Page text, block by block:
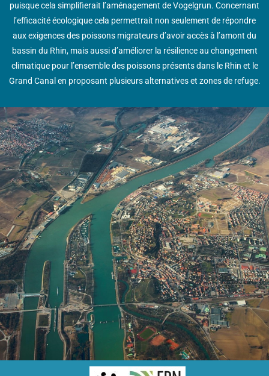
puisque cela simplifierait l’aménagement de Vogelgrun. Concernant
l’efficacité écologique cela permettrait non seulement de répondre
aux exigences des poissons migrateurs d’avoir accès à l’amont du
bassin du Rhin, mais aussi d’améliorer la résilience au changement
climatique pour l’ensemble des poissons présents dans le Rhin et le
Grand Canal en proposant plusieurs alternatives et zones de refuge.